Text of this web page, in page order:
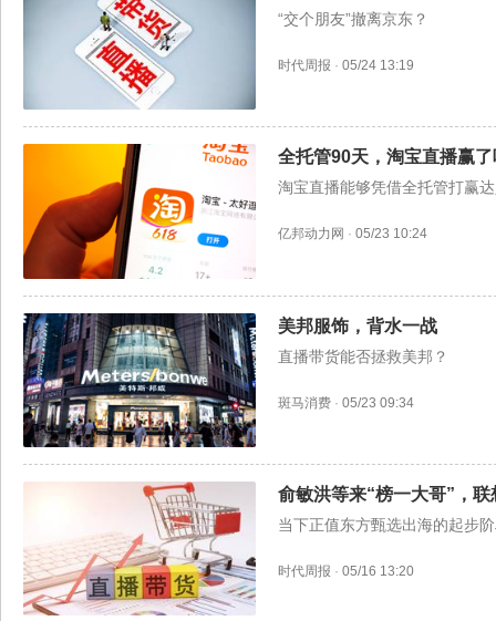
“交个朋友”撤离京东？
时代周报 · 05/24 13:19
全托管90天，淘宝直播赢
淘宝直播能够凭借全托管打赢
亿邦动力网 · 05/23 10:24
美邦服饰，背水一战
直播带货能否拯救美邦？
斑马消费 · 05/23 09:34
俞敏洪等来“榜一大哥”，
当下正值东方甄选出海的起步
时代周报 · 05/16 13:20